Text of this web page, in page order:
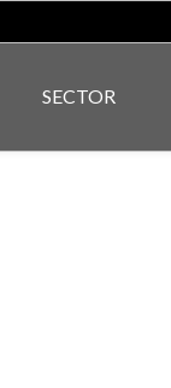
SECTOR